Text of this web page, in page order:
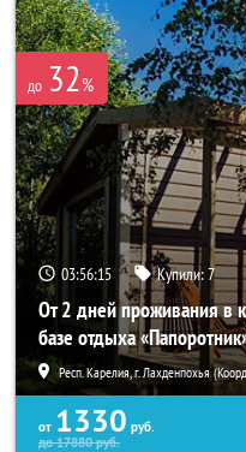
до 32%
03:56:14 Купили:7
От 2 дней проживания в
базе отдыха
Респ. Карелия, г. Лахденпохья
от 1330 руб.
до17880руб.